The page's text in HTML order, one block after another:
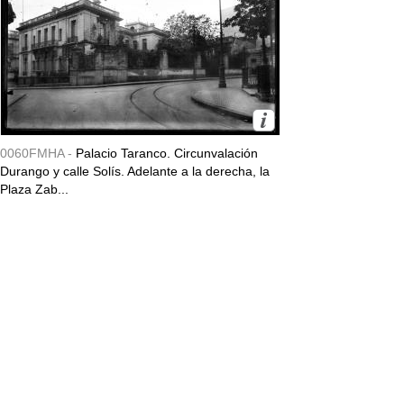
0060FMHA - Palacio Taranco. Circunvalación
Durango y calle Solís. Adelante a la derecha, la
Plaza Zab...